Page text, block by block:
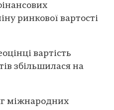
ринкової вартості
вартість
збільшилася на
міжнародних